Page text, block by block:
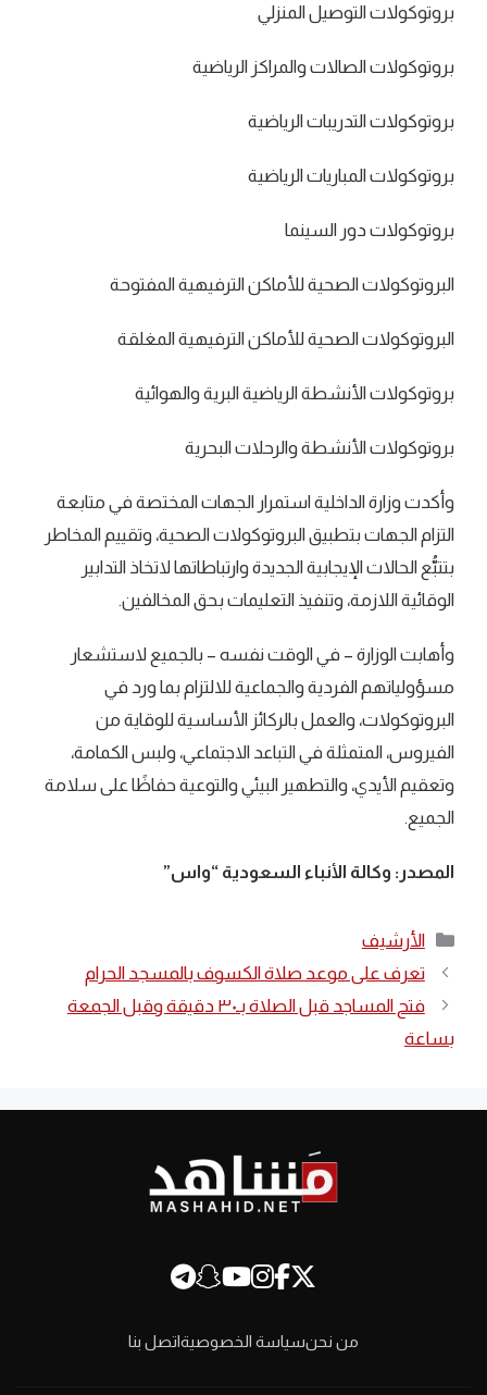
بروتوكولات التوصيل المنزلي
بروتوكولات الصالات والمراكز الرياضية
بروتوكولات التدريبات الرياضية
بروتوكولات المباريات الرياضية
بروتوكولات دور السينما
البروتوكولات الصحية للأماكن الترفيهية المفتوحة
البروتوكولات الصحية للأماكن الترفيهية المغلقة
بروتوكولات الأنشطة الرياضية البرية والهوائية
بروتوكولات الأنشطة والرحلات البحرية
وأكدت وزارة الداخلية استمرار الجهات المختصة في متابعة
التزام الجهات بتطبيق البروتوكولات الصحية، وتقييم المخاطر
بتتبُّع الحالات الإيجابية الجديدة وارتباطاتها لاتخاذ التدابير
الوقائية اللازمة، وتنفيذ التعليمات بحق المخالفين.
وأهابت الوزارة – في الوقت نفسه – بالجميع لاستشعار
مسؤولياتهم الفردية والجماعية للالتزام بما ورد في
البروتوكولات، والعمل بالركائز الأساسية للوقاية من
الفيروس، المتمثلة في التباعد الاجتماعي، ولبس الكمامة،
وتعقيم الأيدي، والتطهير البيئي والتوعية حفاظًا على سلامة
الجميع.
المصدر: وكالة الأنباء السعودية “واس”
التصنيفات
الأرشيف
تعرف على موعد صلاة الكسوف بالمسجد الحرام
فتح المساجد قبل الصلاة بـ٣٠ دقيقة وقبل الجمعة
بساعة
من نحنسياسة الخصوصيةاتصل بنا